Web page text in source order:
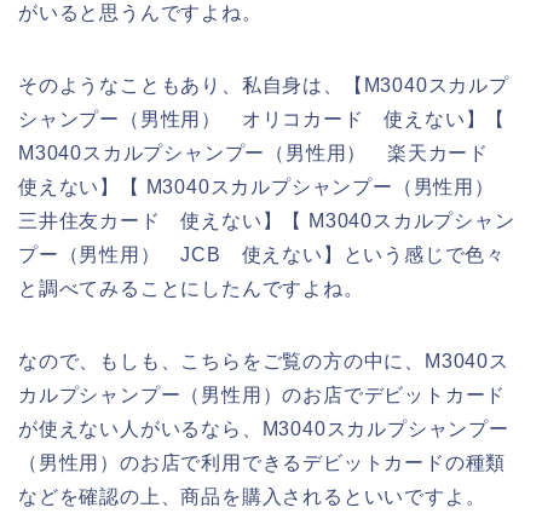
がいると思うんですよね。
そのようなこともあり、私自身は、【M3040スカルプ
シャンプー（男性用） オリコカード 使えない】【
M3040スカルプシャンプー（男性用） 楽天カード
使えない】【 M3040スカルプシャンプー（男性用）
三井住友カード 使えない】【 M3040スカルプシャン
プー（男性用） JCB 使えない】という感じで色々
と調べてみることにしたんですよね。
なので、もしも、こちらをご覧の方の中に、M3040ス
カルプシャンプー（男性用）のお店でデビットカード
が使えない人がいるなら、M3040スカルプシャンプー
（男性用）のお店で利用できるデビットカードの種類
などを確認の上、商品を購入されるといいですよ。